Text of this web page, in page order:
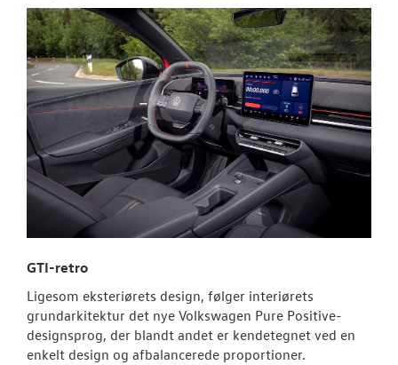
GTI-retro
Ligesom eksteriørets design, følger interiørets
grundarkitektur det nye Volkswagen Pure Positive-
designsprog, der blandt andet er kendetegnet ved en
enkelt design og afbalancerede proportioner.